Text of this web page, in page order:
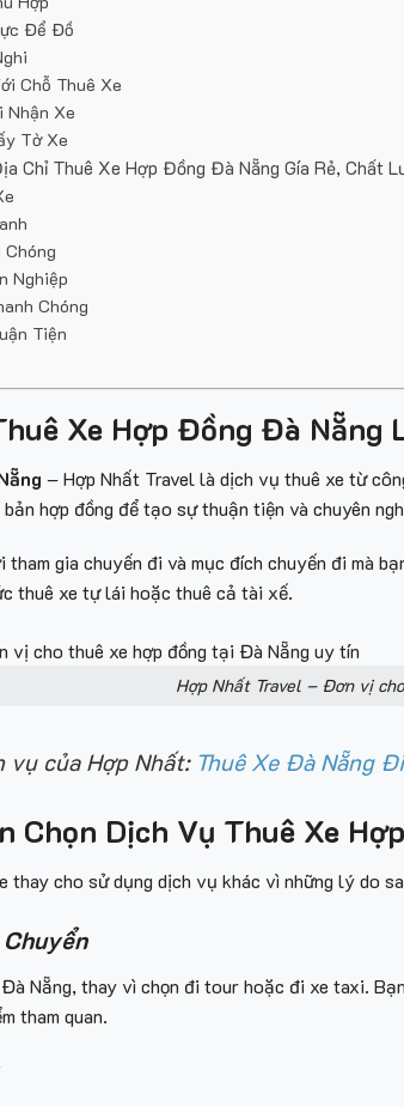
Để Đồ
Chỗ Thuê Xe
Nhận Xe
Tờ Xe
Chỉ Thuê Xe Hợp Đồng Đà Nẵng Gía Rẻ, Chất
Nghiệp
Chóng
Tiện
Xe Hợp Đồng Đà Nẵng
– Hợp Nhất Travel là dịch vụ thuê xe từ
hợp đồng để tạo sự thuận tiện và chuyên
gia chuyến đi và mục đích chuyến đi mà
thuê xe tự lái hoặc thuê cả tài xế.
Hợp Nhất Travel – Đơn vị
vụ của Hợp Nhất: Thuê Xe Đà Nẵng
Chọn Dịch Vụ Thuê Xe
thay cho sử dụng dịch vụ khác vì những lý do
Nẵng, thay vì chọn đi tour hoặc đi xe taxi.
tham quan.